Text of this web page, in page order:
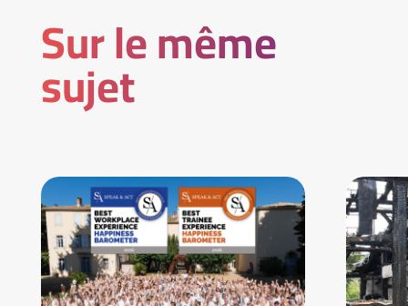
Sur le même
sujet